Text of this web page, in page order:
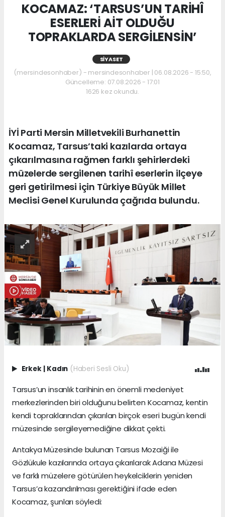
KOCAMAZ: ‘TARSUS’UN TARİHÎ
ESERLERİ AİT OLDUĞU
TOPRAKLARDA SERGİLENSİN’
SIYASET
(mersindesonhaber) - mersindesonhaber | 06.08.2026 - 15:50,
Güncelleme: 07.08.2026 - 17:01
1626 kez okundu.
İYİ Parti Mersin Milletvekili Burhanettin
Kocamaz, Tarsus’taki kazılarda ortaya
çıkarılmasına rağmen farklı şehirlerdeki
müzelerde sergilenen tarihî eserlerin ilçeye
geri getirilmesi için Türkiye Büyük Millet
Meclisi Genel Kurulunda çağrıda bulundu.
Erkek | Kadın (Haberi Sesli Oku)
Tarsus’un insanlık tarihinin en önemli medeniyet
merkezlerinden biri olduğunu belirten Kocamaz, kentin
kendi topraklarından çıkarılan birçok eseri bugün kendi
müzesinde sergileyemediğine dikkat çekti.
Antakya Müzesinde bulunan Tarsus Mozaiği ile
Gözlükule kazılarında ortaya çıkarılarak Adana Müzesi
ve farklı müzelere götürülen heykelciklerin yeniden
Tarsus’a kazandırılması gerektiğini ifade eden
Kocamaz, şunları söyledi: